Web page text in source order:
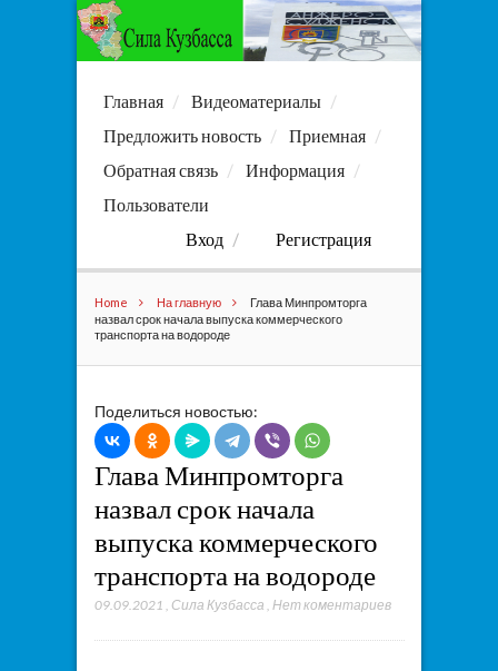
Главная
Видеоматериалы
Предложить новость
Приемная
Обратная связь
Информация
Пользователи
Вход
Регистрация
Home На главную
Глава Минпромторга
назвал срок начала выпуска коммерческого
транспорта на водороде
Поделиться новостью:
Глава Минпромторга
назвал срок начала
выпуска коммерческого
транспорта на водороде
09.09.2021 Сила Кузбасса Нет коментариев